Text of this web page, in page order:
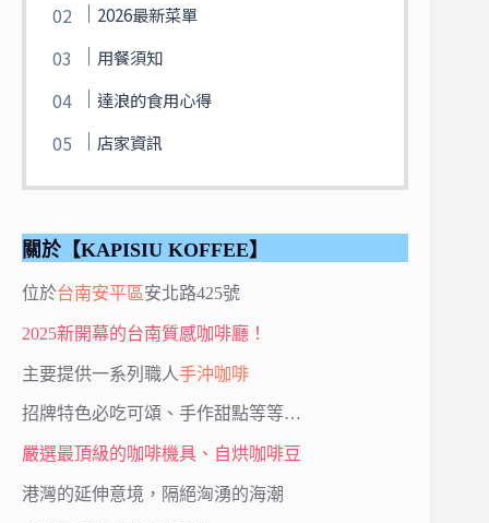
2026最新菜單
用餐須知
達浪的食用心得
店家資訊
關於【KAPISIU KOFFEE】
位於台南安平區安北路425號
2025新開幕的台南質感咖啡廳！
主要提供一系列職人手沖咖啡
招牌特色必吃可頌、手作甜點等等…
嚴選最頂級的咖啡機具、自烘咖啡豆
港灣的延伸意境，隔絕洶湧的海潮